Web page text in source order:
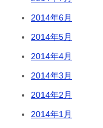
2014年6月
2014年5月
2014年4月
2014年3月
2014年2月
2014年1月